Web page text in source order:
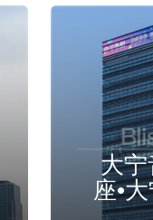
大
座•